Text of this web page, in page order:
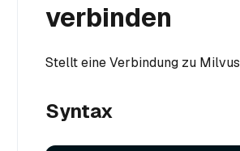
verbinden
Stellt eine Verbindung zu
Syntax